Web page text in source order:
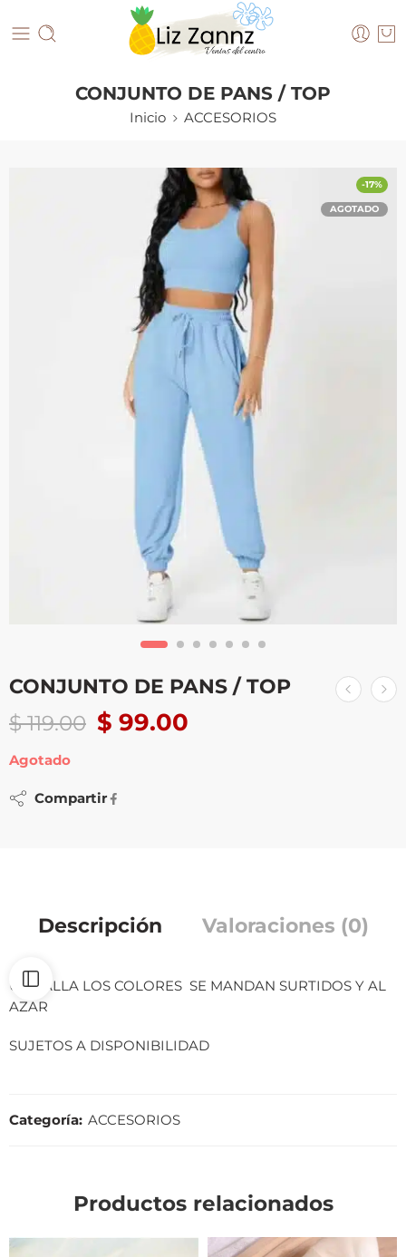
CONJUNTO DE PANS / TOP
Inicio ACCESORIOS
-17%
AGOTADO
CONJUNTO DE PANS / TOP
$119.00 $ 99.00
Agotado
Compartir
Descripción Valoraciones (0)
UNITALLA LOS COLORES SE MANDAN SURTIDOS Y AL
AZAR
SUJETOS A DISPONIBILIDAD
Categoría: ACCESORIOS
Productos relacionados